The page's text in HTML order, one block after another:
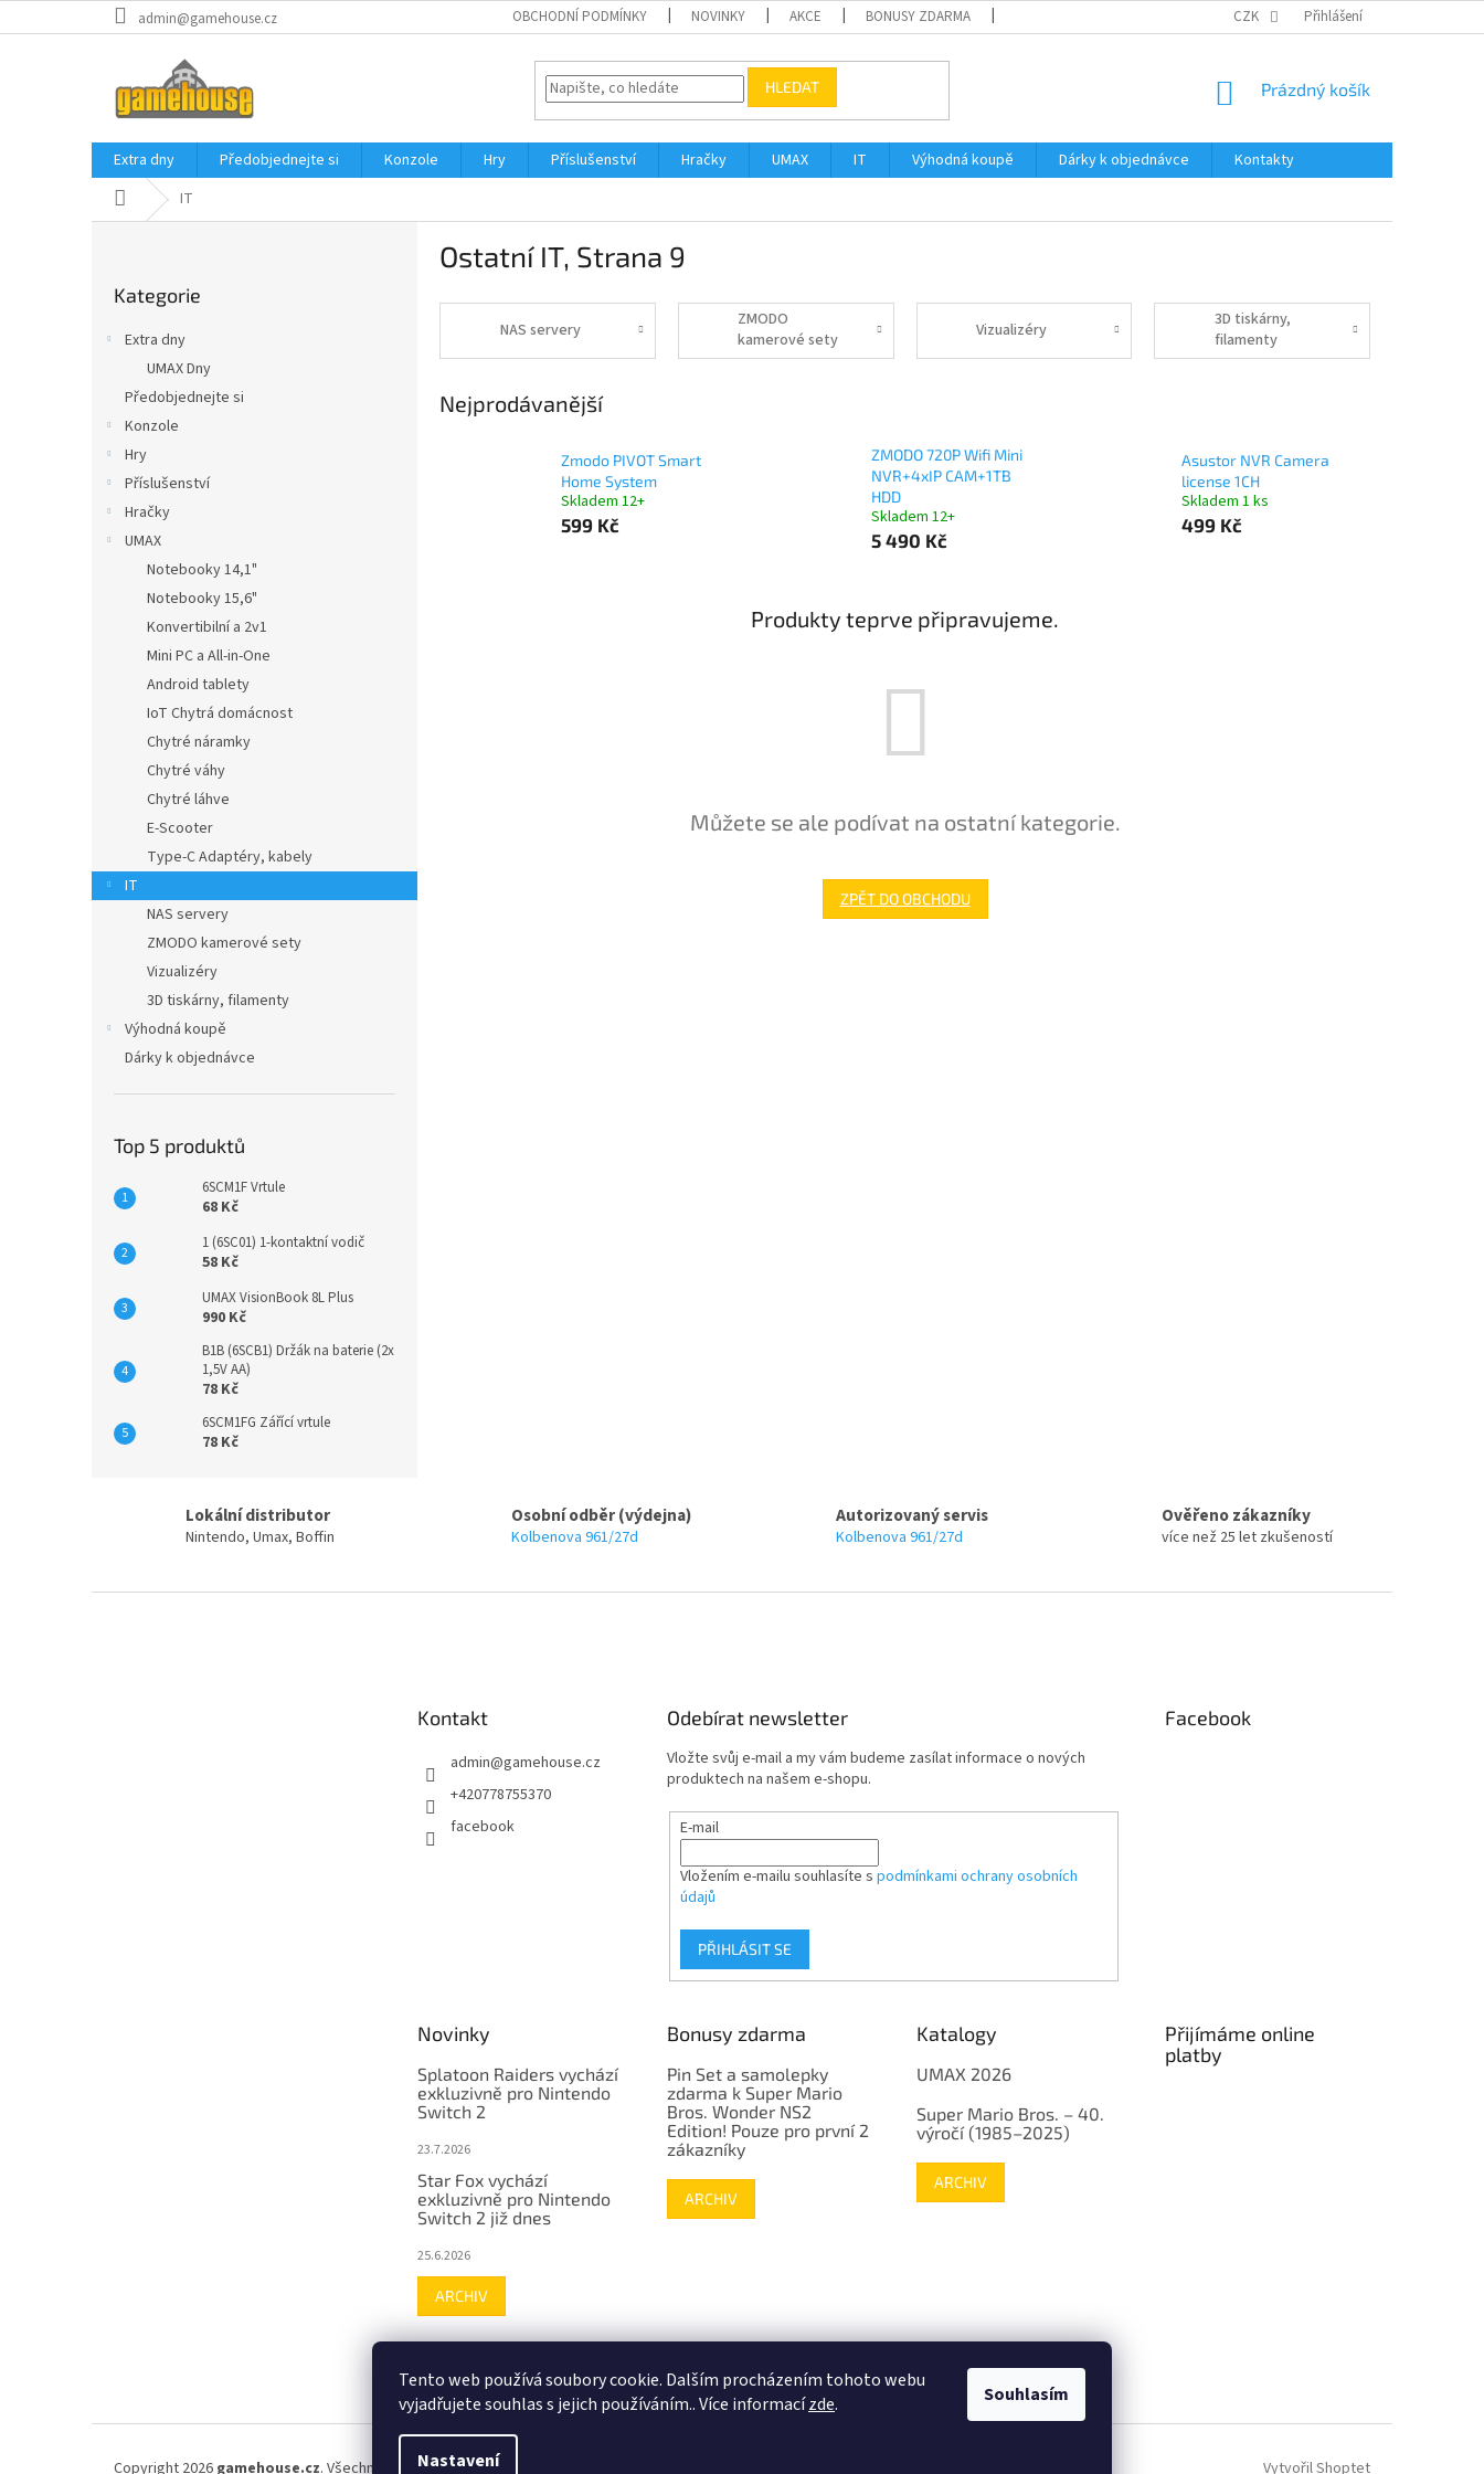
Tento web používá soubory cookie. Dalším procházením tohoto webu
vyjadřujete souhlas s jejich používáním.. Více informacízde.
Nastavení
Souhlasím
na
admin@gamehouse.cz OBCHODNÍ PODMÍNKY NOVINKY AKCE BONUSY ZDARMA PODMÍNKY OCHRANY OSOBNÍCH ÚDAJŮ
CZK Přihlášení
HLEDAT
NÁKUPNÍ
Prázdný košík
Extra dny Předobjednejte si Konzole Hry Příslušenství Hračky UMAX IT Výhodná koupě Dárky k objednávce
Kontakty
Domů IT
kategorie
Kategorie
Extra dny
UMAX Dny
Předobjednejte si
Konzole
Hry
Příslušenství
Hračky
UMAX
Notebooky 14,1"
Notebooky 15,6"
Konvertibilní a 2v1
Mini PC a All-in-One
Android tablety
IoT Chytrá domácnost
Chytré náramky
Chytré váhy
Chytré láhve
E-Scooter
Type-C Adaptéry, kabely
IT
NAS servery
ZMODO kamerové sety
Vizualizéry
3D tiskárny, filamenty
Výhodná koupě
Dárky k objednávce
Top 5 produktů
6SCM1F Vrtule
68 Kč
1 (6SC01) 1-kontaktní vodič
58 Kč
UMAX VisionBook 8L Plus
990 Kč
B1B (6SCB1) Držák na baterie (2x
1,5V AA)
78 Kč
6SCM1FG Zářící vrtule
78 Kč
Ostatní IT, Strana 9
NAS servery
ZMODO
kamerové sety
Vizualizéry
3D tiskárny,
filamenty
Nejprodávanější
Zmodo PIVOT Smart
Home System
Skladem 12+
599 Kč
ZMODO 720P Wifi Mini
NVR+4xIP CAM+1TB
HDD
Skladem 12+
5 490 Kč
Asustor NVR Camera
license 1CH
Skladem 1 ks
499 Kč
Produkty teprve připravujeme.
Můžete se ale podívat na ostatní kategorie.
ZPĚT DO OBCHODU
Lokální distributor
Nintendo, Umax, Boffin
Osobní odběr (výdejna)
Kolbenova 961/27d
Autorizovaný servis
Kolbenova 961/27d
Ověřeno zákazníky
více než 25 let zkušeností
Kontakt
admin@gamehouse.cz
+420778755370
facebook
Odebírat newsletter
Vložte svůj e-mail a my vám budeme zasílat informace o nových
produktech na našem e-shopu.
E-mail
Vložením e-mailu souhlasíte s podmínkami ochrany osobních
údajů
PŘIHLÁSIT SE
Facebook
Novinky
Splatoon Raiders vychází
exkluzivně pro Nintendo
Switch 2
23.7.2026
Star Fox vychází
exkluzivně pro Nintendo
Switch 2 již dnes
25.6.2026
ARCHIV
Bonusy zdarma
Pin Set a samolepky
zdarma k Super Mario
Bros. Wonder NS2
Edition! Pouze pro první 2
zákazníky
ARCHIV
Katalogy
UMAX 2026
Super Mario Bros. – 40.
výročí (1985–2025)
ARCHIV
Přijímáme online
platby
www.mojenintendo.cz www.boffin.cz www.autodrahy.cz www.fleg.cz
Vytvořil Shoptet
Copyright 2026 gamehouse.cz. Všechna práva vyhrazena.